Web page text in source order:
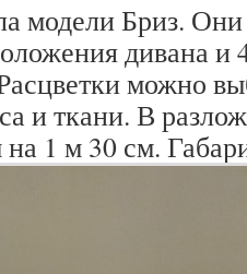
модели Бриз.
дивана и
можно
и ткани. В
1 м 30 см.